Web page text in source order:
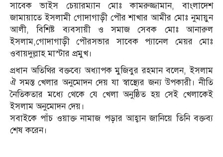
সাবেক ভাইস চেয়ারম্যান মোঃ কামরুজ্জামান, বাংলাদেশ
জামায়াতে ইসলামী গোদাগাড়ী পৌর শাখার আমীর মোঃ নুমায়ুন
আলী, বিশিষ্ট ব্যবসায়ী ও সমাজ সেবক মোঃ আনারুল
ইসলাম,গোদাগাড়ী পৌরসভার সাবেক প্যানেল মেয়র মোঃ
ওবায়দুল্লাহ মাস্টার প্রমুখ।
প্রধান অতিথির বক্তব্যে অধ্যাপক মুজিবুর রহমান বলেন, ইসলাম
ঐ সমস্ত খেলার অনুমোদন দেয় যা স্বাস্থ্যের জন্য উপকারী। নীতি
নৈতিকতার মধ্যে থেকে যে খেলা অনুষ্ঠিত হয় সেই খেলাকেই
ইসলাম অনুমোদন দেয়।
সবাইকে পাঁচ ওয়াক্ত নামাজ পড়ার আহ্বান জানিয়ে তিনি বক্তব্য
শেষ করেন।